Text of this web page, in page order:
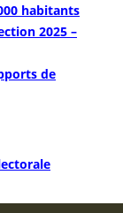
habitants
2025 –
de